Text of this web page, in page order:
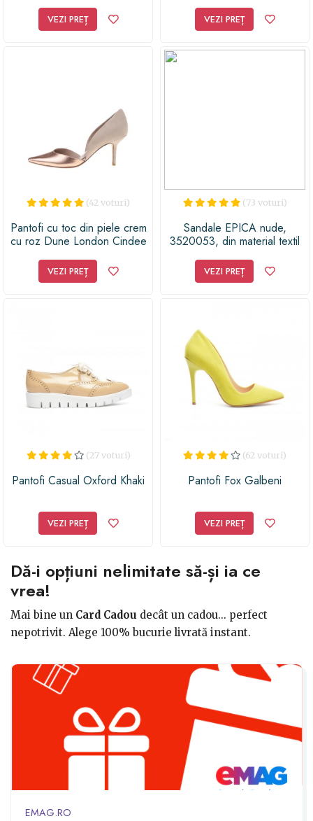
VEZI PREȚ VEZI PREȚ
(42 voturi)
Pantofi cu toc din piele crem
cu roz Dune London Cindee
VEZI PREȚ
(73 voturi)
Sandale EPICA nude,
3520053, din material textil
VEZI PREȚ
(27 voturi)
Pantofi Casual Oxford Khaki
VEZI PREȚ
(62 voturi)
Pantofi Fox Galbeni
VEZI PREȚ
Dă-i opțiuni nelimitate să-și ia ce
vrea!
Mai bine un Card Cadou decât un cadou... perfect
nepotrivit. Alege 100% bucurie livrată instant.
EMAG.RO